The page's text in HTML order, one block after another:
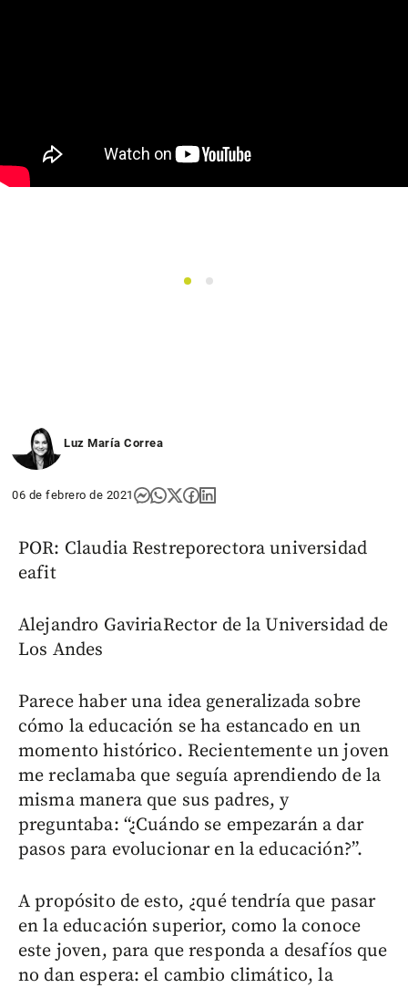
1 2
Luz María Correa
06 de febrero de 2021
POR: Claudia Restreporectora universidad
eafit
Alejandro GaviriaRector de la Universidad de
Los Andes
Parece haber una idea generalizada sobre
cómo la educación se ha estancado en un
momento histórico. Recientemente un joven
me reclamaba que seguía aprendiendo de la
misma manera que sus padres, y
preguntaba: “¿Cuándo se empezarán a dar
pasos para evolucionar en la educación?”.
A propósito de esto, ¿qué tendría que pasar
en la educación superior, como la conoce
este joven, para que responda a desafíos que
no dan espera: el cambio climático, la